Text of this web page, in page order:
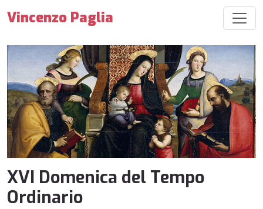
Vincenzo Paglia
XVI Domenica del Tempo
Ordinario